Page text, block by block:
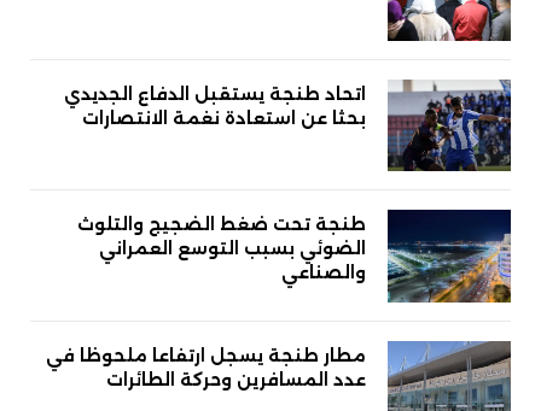
اتحاد طنجة يستقبل الدفاع الجديدي
بحثا عن استعادة نغمة الانتصارات
طنجة تحت ضغط الضجيج والتلوث
الضوئي بسبب التوسع العمراني
والصناعي
مطار طنجة يسجل ارتفاعا ملحوظا في
عدد المسافرين وحركة الطائرات